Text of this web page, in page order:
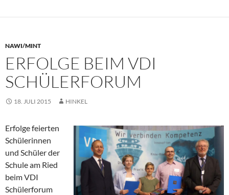
NAWI/MINT
ERFOLGE BEIM VDI
SCHÜLERFORUM
18. JULI 2015 HINKEL
Erfolge feierten
Schülerinnen
und Schüler der
Schule am Ried
beim VDI
Schülerforum